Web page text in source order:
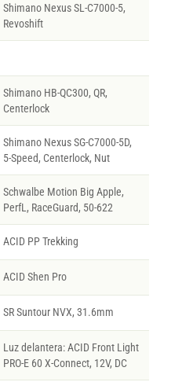
Shimano Nexus SL-C7000-5,
Revoshift
Shimano HB-QC300, QR,
Centerlock
Shimano Nexus SG-C7000-5D,
5-Speed, Centerlock, Nut
Schwalbe Motion Big Apple,
PerfL, RaceGuard, 50-622
ACID PP Trekking
ACID Shen Pro
SR Suntour NVX, 31.6mm
Luz delantera: ACID Front Light
PRO-E 60 X-Connect, 12V, DC